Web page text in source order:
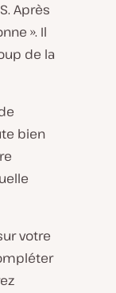
Après
». Il
de la
bien
votre